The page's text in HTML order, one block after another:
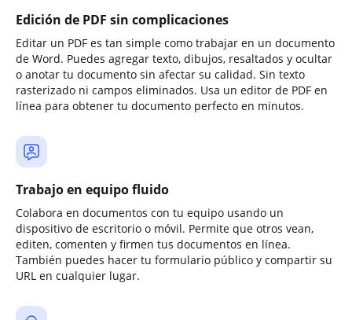
Edición de PDF sin complicaciones
Editar un PDF es tan simple como trabajar en un documento
de Word. Puedes agregar texto, dibujos, resaltados y ocultar
o anotar tu documento sin afectar su calidad. Sin texto
rasterizado ni campos eliminados. Usa un editor de PDF en
línea para obtener tu documento perfecto en minutos.
Trabajo en equipo fluido
Colabora en documentos con tu equipo usando un
dispositivo de escritorio o móvil. Permite que otros vean,
editen, comenten y firmen tus documentos en línea.
También puedes hacer tu formulario público y compartir su
URL en cualquier lugar.